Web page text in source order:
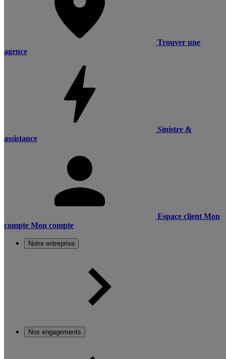
Trouver une
agence
Sinistre &
assistance
Espace client Mon
compte Mon compte
Notre entreprise
Nos engagements